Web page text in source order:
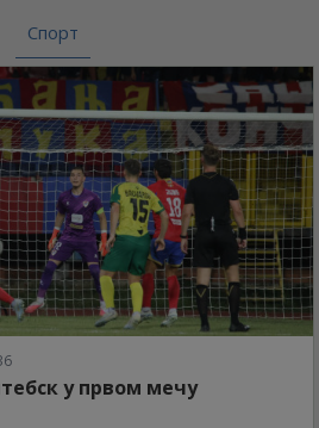
Спорт
у првом мечу